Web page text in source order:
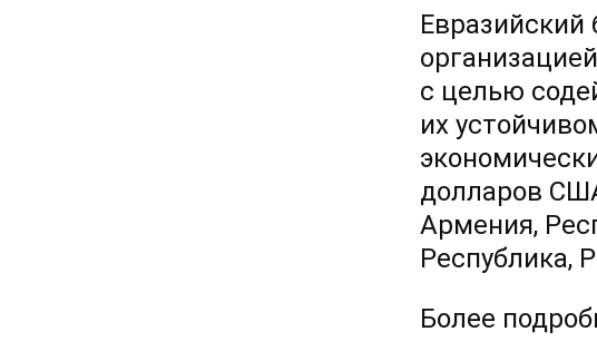
Евразийский
с целью
их
долларов
Армения,
Республика,
Более